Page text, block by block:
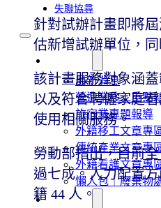
失聯協尋
最新消息
營造業移工重點
旅宿業專題報導
外籍移工文章專
傳統產業文章專
外籍看護文章專
懶人包｜廢棄物
申請專區
針對試辦計畫即將
估新增試辦單位，
該計畫服務對象涵
以及符合聘僱家庭
使用相關服務。
勞動部指出，目前
過七成。人力配置
籍 44 人。